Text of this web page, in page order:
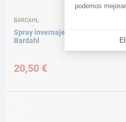
BARDAHL
Spray invernaje interno 400 mL
Bardahl
20,50 €